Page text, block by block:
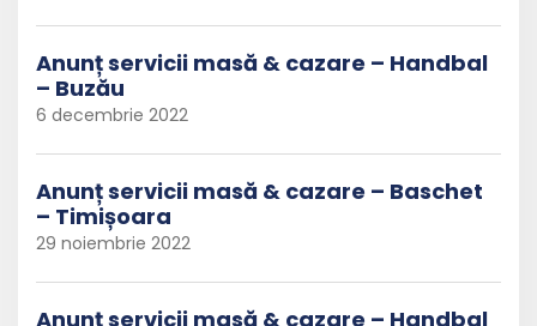
Anunț servicii masă & cazare – Handbal
– Buzău
6 decembrie 2022
Anunț servicii masă & cazare – Baschet
– Timișoara
29 noiembrie 2022
Anunț servicii masă & cazare – Handbal